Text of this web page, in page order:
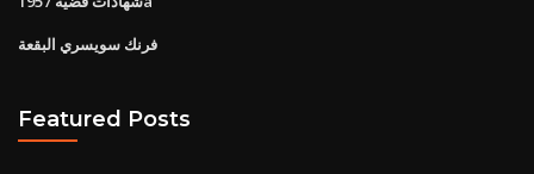
فرنك سويسري البقعة
Featured Posts